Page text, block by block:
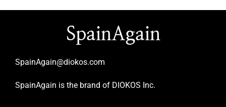
SpainAgain
SpainAgain@diokos.com
SpainAgain is the brand of DIOKOS Inc.